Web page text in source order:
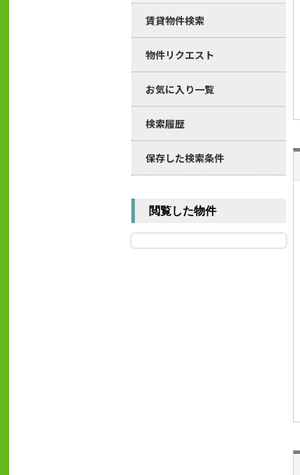
賃貸物件検索
物件リクエスト
お気に入り一覧
検索履歴
保存した検索条件
閲覧した物件